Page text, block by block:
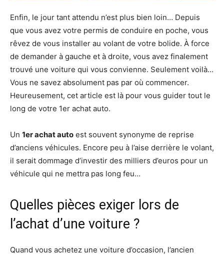
Enfin, le jour tant attendu n’est plus bien loin… Depuis
que vous avez votre permis de conduire en poche, vous
rêvez de vous installer au volant de votre bolide. À force
de demander à gauche et à droite, vous avez finalement
trouvé une voiture qui vous convienne. Seulement voilà…
Vous ne savez absolument pas par où commencer.
Heureusement, cet article est là pour vous guider tout le
long de votre 1er achat auto.
Un 1er achat auto est souvent synonyme de reprise
d’anciens véhicules. Encore peu à l’aise derrière le volant,
il serait dommage d’investir des milliers d’euros pour un
véhicule qui ne mettra pas long feu…
Quelles pièces exiger lors de
l’achat d’une voiture ?
Quand vous achetez une voiture d’occasion, l’ancien